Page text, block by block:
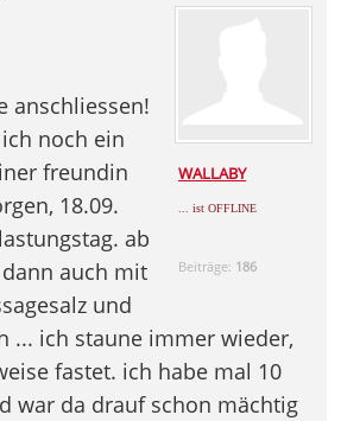
WALLABY
... ist OFFLINE
Beiträge: 186
anschliessen!
noch ein
freundin
18.09.
ab
auch mit
und
... ich staune immer wieder,
fastet. ich habe mal 10
war da drauf schon mächtig